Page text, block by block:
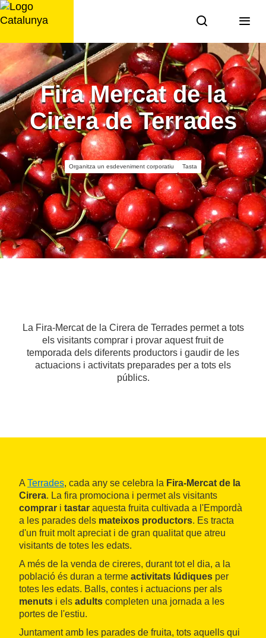
Saltar
al
Fira Mercat de la
Cirera de Terrades
Organitza un esdeveniment corporatiu Tasta
La Fira-Mercat de la Cirera de Terrades permet a tots
els visitants comprar i provar aquest fruit de
temporada dels diferents productors i gaudir de les
actuacions i activitats preparades per a tots els
públics.
A Terrades, cada any se celebra la Fira-Mercat de la
Cirera. La fira promociona i permet als visitants
comprar i tastar aquesta fruita cultivada a l'Empordà
a les parades dels mateixos productors. Es tracta
d'un fruit molt apreciat i de gran qualitat que atreu
visitants de totes les edats.
A més de la venda de cireres, durant tot el dia, a la
població és duran a terme activitats lúdiques per
totes les edats. Balls, contes i actuacions per als
menuts i els adults completen una jornada a les
portes de l'estiu.
Juntament amb les parades de fruita, tots aquells qui